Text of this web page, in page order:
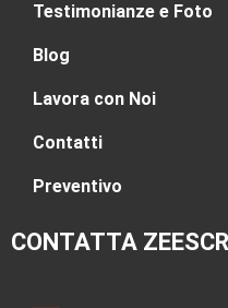
Testimonianze e Foto
Blog
Lavora con Noi
Contatti
Preventivo
CONTATTA